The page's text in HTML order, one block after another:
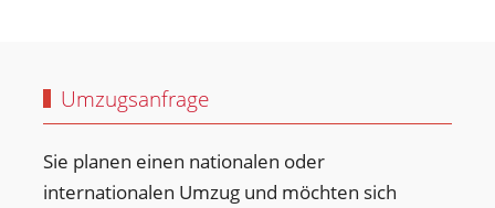
Umzugsanfrage
Sie planen einen nationalen oder
internationalen Umzug und möchten sich